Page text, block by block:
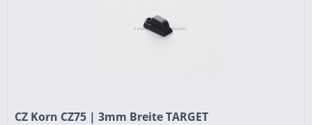
CZ Korn CZ75 | 3mm Breite TARGET